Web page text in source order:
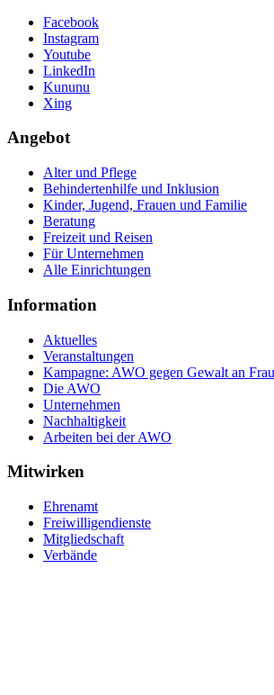
Facebook
Instagram
Youtube
LinkedIn
Kununu
Xing
Angebot
Alter und Pflege
Behindertenhilfe und Inklusion
Kinder, Jugend, Frauen und Familie
Beratung
Freizeit und Reisen
Für Unternehmen
Alle Einrichtungen
Information
Aktuelles
Veranstaltungen
Kampagne: AWO gegen Gewalt an
Die AWO
Unternehmen
Nachhaltigkeit
Arbeiten bei der AWO
Mitwirken
Ehrenamt
Freiwilligendienste
Mitgliedschaft
Verbände